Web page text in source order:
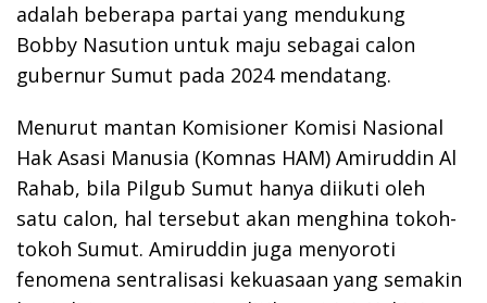
adalah beberapa partai yang mendukung
Bobby Nasution untuk maju sebagai calon
gubernur Sumut pada 2024 mendatang.
Menurut mantan Komisioner Komisi Nasional
Hak Asasi Manusia (Komnas HAM) Amiruddin Al
Rahab, bila Pilgub Sumut hanya diikuti oleh
satu calon, hal tersebut akan menghina tokoh-
tokoh Sumut. Amiruddin juga menyoroti
fenomena sentralisasi kekuasaan yang semakin